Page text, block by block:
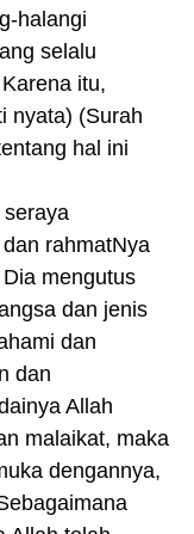
halangi
selalu
itu,
nyata) (Surah
hal ini
seraya
rahmatNya
mengu­tus
dan jenis
dan
dan
Allah
malaikat, maka
dengannya,